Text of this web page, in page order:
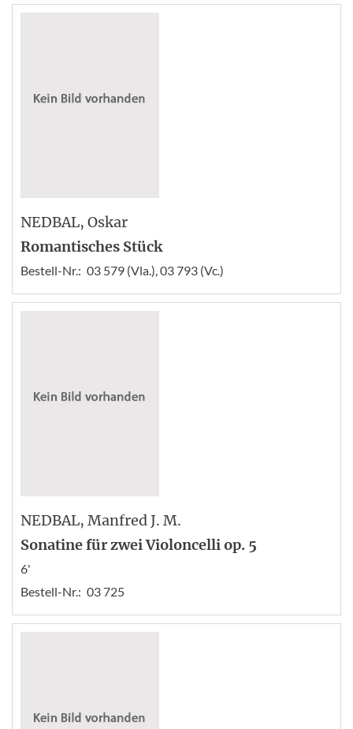
NEDBAL, Oskar
Romantisches Stück
Bestell-Nr.: 03 579 (Vla.), 03 793 (Vc.)
NEDBAL, Manfred J. M.
Sonatine für zwei Violoncelli op. 5
6'
Bestell-Nr.: 03 725